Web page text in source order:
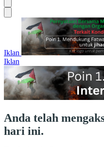
Iklan
Iklan
Anda telah
hari ini.